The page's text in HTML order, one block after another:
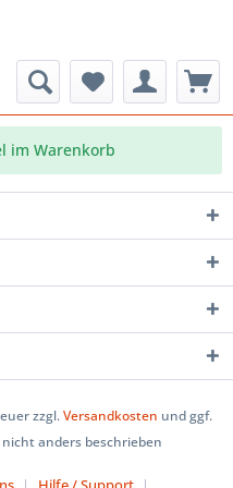
im Warenkorb
zzgl.Versandkosten und ggf.
anders beschrieben